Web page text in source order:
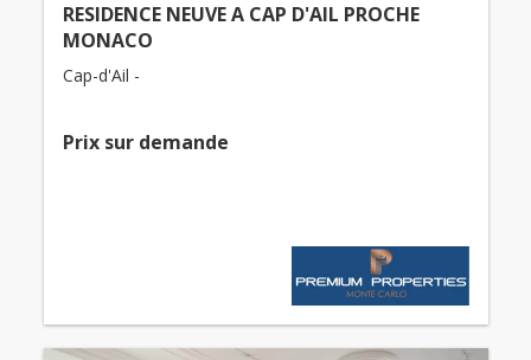
RESIDENCE NEUVE A CAP D'AIL PROCHE
MONACO
Cap-d'Ail -
Prix ​​sur demande